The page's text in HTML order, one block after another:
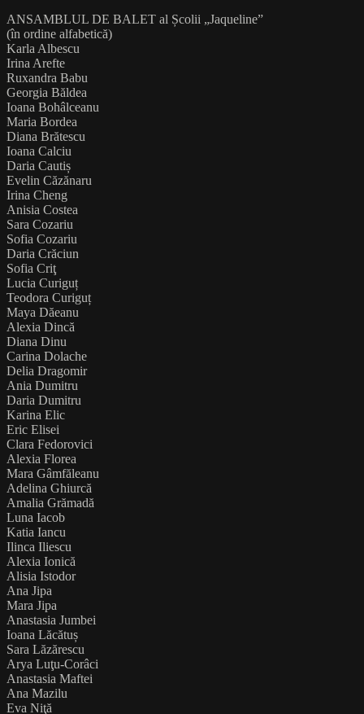
ANSAMBLUL DE BALET al Școlii „Jaqueline”
(în ordine alfabetică)
Karla Albescu
Irina Arefte
Ruxandra Babu
Georgia Băldea
Ioana Bohâlceanu
Maria Bordea
Diana Brătescu
Ioana Calciu
Daria Cautiș
Evelin Căzănaru
Irina Cheng
Anisia Costea
Sara Cozariu
Sofia Cozariu
Daria Crăciun
Sofia Criţ
Lucia Curiguț
Teodora Curiguț
Maya Dăeanu
Alexia Dincă
Diana Dinu
Carina Dolache
Delia Dragomir
Ania Dumitru
Daria Dumitru
Karina Elic
Eric Elisei
Clara Fedorovici
Alexia Florea
Mara Gâmfăleanu
Adelina Ghiurcă
Amalia Grămadă
Luna Iacob
Katia Iancu
Ilinca Iliescu
Alexia Ionică
Alisia Istodor
Ana Jipa
Mara Jipa
Anastasia Jumbei
Ioana Lăcătuș
Sara Lăzărescu
Arya Luţu-Corâci
Anastasia Maftei
Ana Mazilu
Eva Niţă